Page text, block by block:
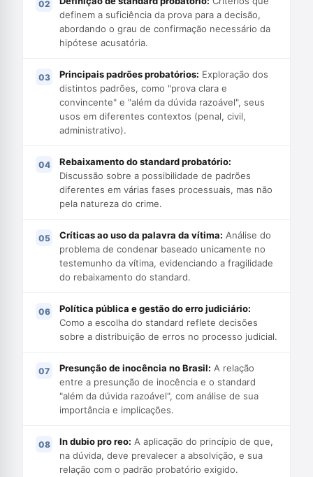
definem a suficiência da prova para a decisão,
abordando o grau de confirmação necessário da
hipótese acusatória.
Principais padrões probatórios: Exploração dos
distintos padrões, como "prova clara e
convincente" e "além da dúvida razoável", seus
usos em diferentes contextos (penal, civil,
administrativo).
Rebaixamento do standard probatório:
Discussão sobre a possibilidade de padrões
diferentes em várias fases processuais, mas não
pela natureza do crime.
Críticas ao uso da palavra da vítima: Análise do
problema de condenar baseado unicamente no
testemunho da vítima, evidenciando a fragilidade
do rebaixamento do standard.
Política pública e gestão do erro judiciário:
Como a escolha do standard reflete decisões
sobre a distribuição de erros no processo judicial.
Presunção de inocência no Brasil: A relação
entre a presunção de inocência e o standard
"além da dúvida razoável", com análise de sua
importância e implicações.
In dubio pro reo: A aplicação do princípio de que,
na dúvida, deve prevalecer a absolvição, e sua
relação com o padrão probatório exigido.